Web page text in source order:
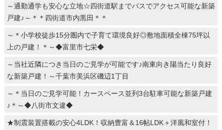
～通勤通学も安心な立地☆四街道駅までバスでアクセス可能な新築
戸建♪～＊＊四街道市内黒田＊＊
～＊小学校徒歩15分圏内で子育て環境良好◎敷地面積全棟75坪以
上の戸建！＊～◆富里市七栄◆
～当社近隣につき当日のご見学が可能です♪南東向き陽当たり良好
な新築戸建！～千葉市美浜区磯辺1丁目
～＊当日のご見学可能！カースペース並列3台駐車可能な新築戸建
♪＊～◆八街市文違◆
★制震装置搭載の安心4LDK！収納豊富＆16帖LDK＋洋風和室付！